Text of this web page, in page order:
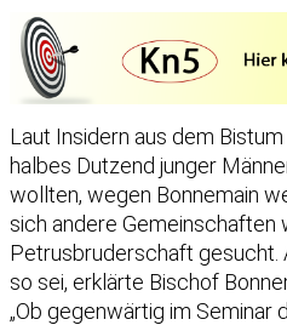
Laut Insidern aus dem
halbes Dutzend junger
wollten, wegen Bonnemain
sich andere Gemeinschaften
Petrusbruderschaft gesucht.
so sei, erklärte Bischof
„Ob gegenwärtig im